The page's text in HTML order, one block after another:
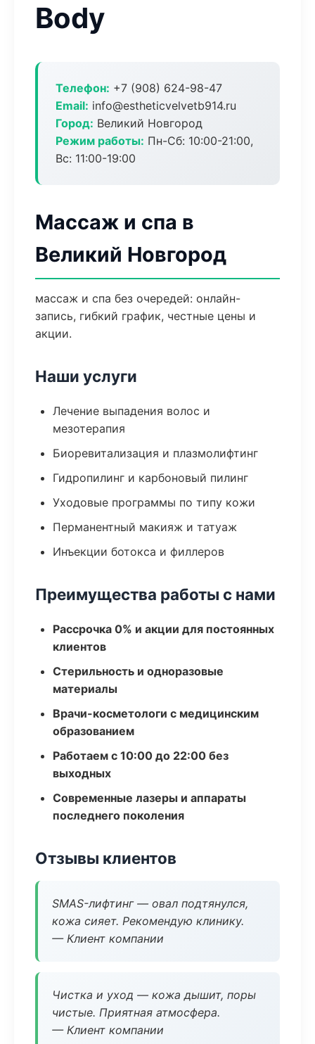
Body
Телефон: +7 (908) 624-98-47
Email: info@estheticvelvetb914.ru
Город: Великий Новгород
Режим работы: Пн-Сб: 10:00-21:00,
Вс: 11:00-19:00
Массаж и спа в
Великий Новгород
массаж и спа без очередей: онлайн-
запись, гибкий график, честные цены и
акции.
Наши услуги
Лечение выпадения волос и
мезотерапия
Биоревитализация и плазмолифтинг
Гидропилинг и карбоновый пилинг
Уходовые программы по типу кожи
Перманентный макияж и татуаж
Инъекции ботокса и филлеров
Преимущества работы с нами
Рассрочка 0% и акции для постоянных
клиентов
Стерильность и одноразовые
материалы
Врачи-косметологи с медицинским
образованием
Работаем с 10:00 до 22:00 без
выходных
Современные лазеры и аппараты
последнего поколения
Отзывы клиентов
SMAS-лифтинг — овал подтянулся,
кожа сияет. Рекомендую клинику.
— Клиент компании
Чистка и уход — кожа дышит, поры
чистые. Приятная атмосфера.
— Клиент компании